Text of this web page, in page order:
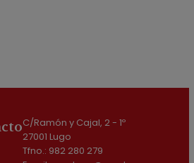
C/Ramón y Cajal, 2 - 1º
27001 Lugo
Tfno.: 982 280 279